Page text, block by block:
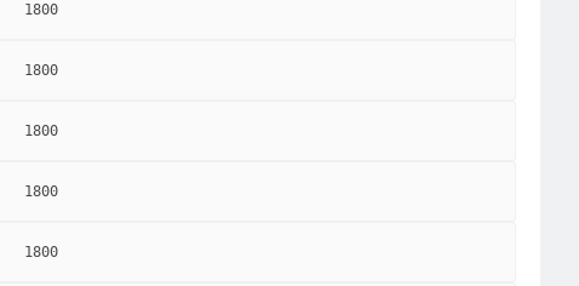
1800
1800
1800
1800
1800